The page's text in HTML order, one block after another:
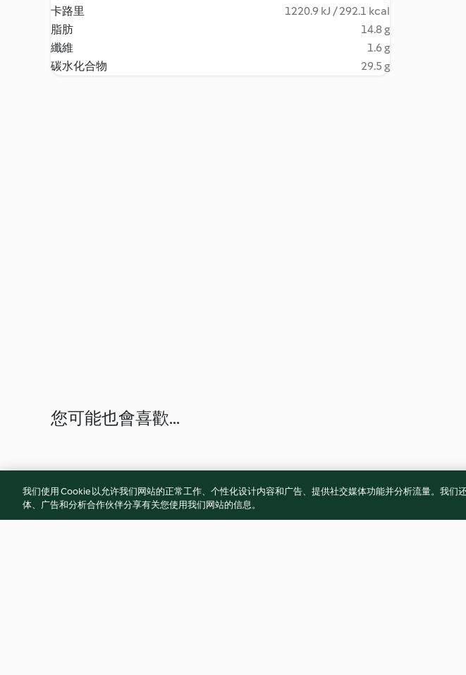
卡路里
1220.9 kJ / 292.1 kcal
脂肪
14.8 g
纖維
1.6 g
碳水化合物
29.5 g
您可能也會喜歡...
我们使用 Cookie 以允许我们网站的正常工作、个性化设计内容和广告、提供社交媒体功能并分析流量。我们
体、广告和分析合作伙伴分享有关您使用我们网站的信息。